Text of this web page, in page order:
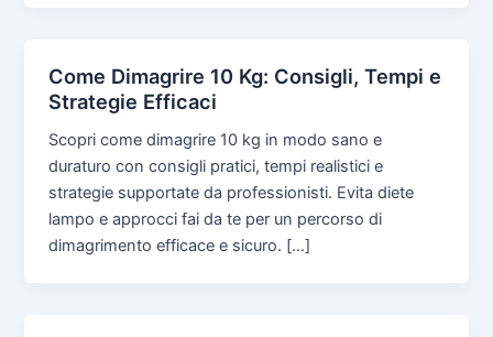
Come Dimagrire 10 Kg: Consigli, Tempi e
Strategie Efficaci
Scopri come dimagrire 10 kg in modo sano e
duraturo con consigli pratici, tempi realistici e
strategie supportate da professionisti. Evita diete
lampo e approcci fai da te per un percorso di
dimagrimento efficace e sicuro. […]